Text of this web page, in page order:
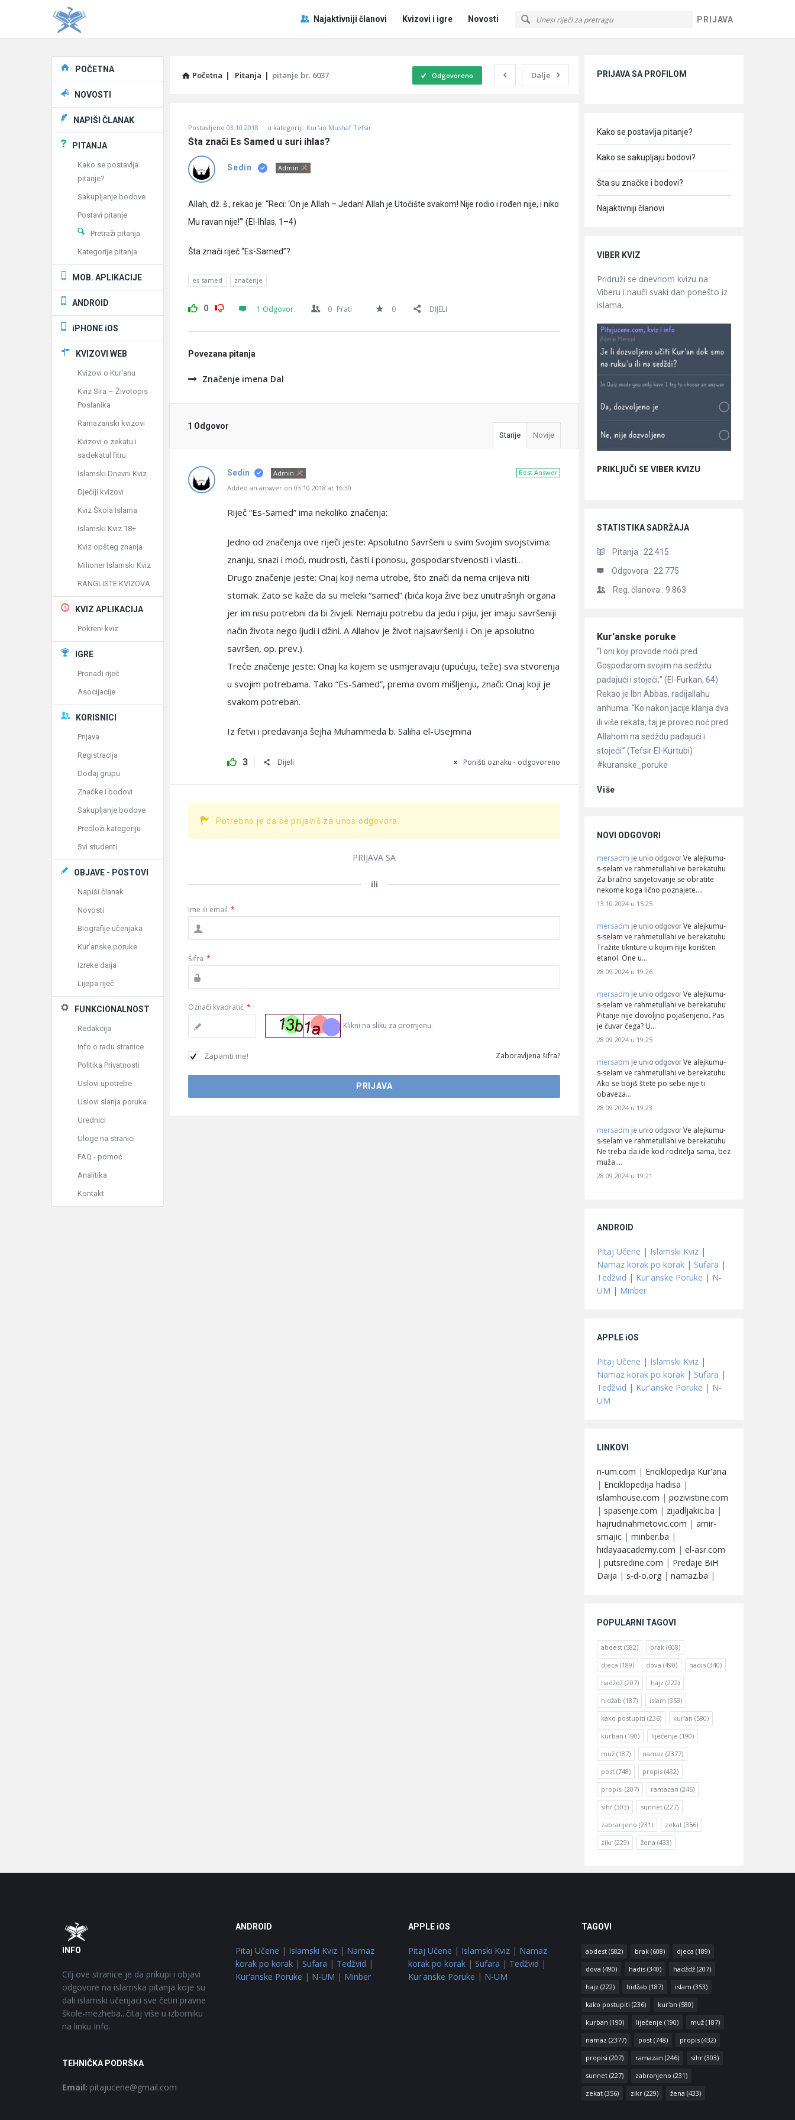
PRIJAVA
Pitaj
Učene
Navigacija
Najaktivniji članovi Kvizovi i igre Novosti
Početna | Pitanja | pitanje br. 6037 Dalje
Odgovoreno
Učene
Latest
Pitanja
Postavljeno 03.10.2018 u kategoriji: Kur'an Mushaf Tefsir
Šta znači Es Samed u suri ihlas?
Sedin Admin
Allah, dž. š., rekao je: “Reci: ‘On je Allah – Jedan! Allah je Utočište svakom! Nije rodio i rođen nije, i niko
Mu ravan nije!’” (El-Ihlas, 1–4)
Šta znači riječ “Es-Samed”?
es samed značenje
0 1 Odgovor 0 Prati 0 DIJELI
Povezana pitanja
Značenje imena Dal
1 Odgovor
Starije Novije
Best Answer
Sedin
Admin
Added an answer on 03.10.2018 at 16:30
Riječ “Es-Samed” ima nekoliko značenja:
Jedno od značenja ove riječi jeste: Apsolutno Savršeni u svim Svojim svojstvima:
znanju, snazi i moći, mudrosti, časti i ponosu, gospodarstvenosti i vlasti…
Drugo značenje jeste: Onaj koji nema utrobe, što znači da nema crijeva niti
stomak. Zato se kaže da su meleki “samed” (bića koja žive bez unutrašnjih organa
jer im nisu potrebni da bi živjeli. Nemaju potrebu da jedu i piju, jer imaju savršeniji
način života nego ljudi i džini. A Allahov je život najsavršeniji i On je apsolutno
savršen, op. prev.).
Treće značenje jeste: Onaj ka kojem se usmjeravaju (upućuju, teže) sva stvorenja
u svojim potrebama. Tako “Es-Samed”, prema ovom mišljenju, znači: Onaj koji je
svakom potreban.
Iz fetvi i predavanja šejha Muhammeda b. Saliha el-Usejmina
3 Dijeli Poništi oznaku - odgovoreno
Potrebno je da se prijaviš za unos odgovora.
PRIJAVA SA
ili
Ime ili email *
Šifra *
Označi kvadratić *
Klikni na sliku za promjenu.
Zapamti me! Zaboravljena šifra?
PRIJAVA SA PROFILOM
Kako se postavlja pitanje?
Kako se sakupljaju bodovi?
Šta su značke i bodovi?
Najaktivniji članovi
VIBER KVIZ
Pridruži se dnevnom kvizu na
Viberu i nauči svaki dan ponešto iz
islama.
PRIKLJUČI SE VIBER KVIZU
STATISTIKA SADRŽAJA
Pitanja : 22.415
Odgovora : 22.775
Reg. članova : 9.863
Članci
Kur'anske poruke
“I oni koji provode noći pred
Gospodarom svojim na sedždu
padajući i stojeći;” (El-Furkan, 64)
Rekao je Ibn Abbas, radijallahu
anhuma: “Ko nakon jacije klanja dva
ili više rekata, taj je proveo noć pred
Allahom na sedždu padajući i
stojeći.” (Tefsir El-Kurtubi)
#kuranske_poruke
Više
NOVI ODGOVORI
mersadm je unio odgovor Ve alejkumu-
s-selam ve rahmetullahi ve berekatuhu
Za bračno savjetovanje se obratite
nekome koga lično poznajete.…
13.10.2024 u 15:25
mersadm je unio odgovor Ve alejkumu-
s-selam ve rahmetullahi ve berekatuhu
Tražite tiknture u kojim nije korišten
etanol. One u…
28.09.2024 u 19:26
mersadm je unio odgovor Ve alejkumu-
s-selam ve rahmetullahi ve berekatuhu
Pitanje nije dovoljno pojašenjeno. Pas
je čuvar čega? U…
28.09.2024 u 19:25
mersadm je unio odgovor Ve alejkumu-
s-selam ve rahmetullahi ve berekatuhu
Ako se bojiš štete po sebe nije ti
obaveza…
28.09.2024 u 19:23
mersadm je unio odgovor Ve alejkumu-
s-selam ve rahmetullahi ve berekatuhu
Ne treba da ide kod roditelja sama, bez
muža.…
28.09.2024 u 19:21
ANDROID
Pitaj Učene | Islamski Kviz |
Namaz korak po korak | Sufara |
Tedžvid | Kur'anske Poruke | N-
UM | Minber
APPLE iOS
Pitaj Učene | Islamski Kviz |
Namaz korak po korak | Sufara |
Tedžvid | Kur'anske Poruke | N-
UM
LINKOVI
n-um.com | Enciklopedija Kur'ana
| Enciklopedija hadisa |
islamhouse.com | pozivistine.com
| spasenje.com | zijadljakic.ba |
hajrudinahmetovic.com | amir-
smajic | minber.ba |
hidayaacademy.com | el-asr.com
| putsredine.com | Predaje BiH
Daija | s-d-o.org | namaz.ba |
POPULARNI TAGOVI
abdest (582) brak (608)
djeca (189) dova (490) hadis (340)
hadždž (207) hajz (222)
hidžab (187) islam (353)
kako postupiti (236) kur'an (580)
kurban (190) liječenje (190)
muž (187) namaz (2377)
post (748) propis (432)
propisi (207) ramazan (246)
sihr (303) sunnet (227)
zabranjeno (231) zekat (356)
zikr (229) žena (433)
Explore
POČETNA
NOVOSTI
NAPIŠI ČLANAK
PITANJA
Kako se postavlja
pitanje?
Sakupljanje bodove
Postavi pitanje
Pretraži pitanja
Kategorije pitanja
MOB. APLIKACIJE
ANDROID
iPHONE iOS
KVIZOVI WEB
Kvizovi o Kur'anu
Kviz Sira – Životopis
Poslanika
Ramazanski kvizovi
Kvizovi o zekatu i
sadekatul fitru
Islamski Dnevni Kviz
Dječiji kvizovi
Kviz Škola Islama
Islamski Kviz 18+
Kviz opšteg znanja
Milioner Islamski Kviz
RANGLISTE KVIZOVA
KVIZ APLIKACIJA
Pokreni kviz
IGRE
Pronađi riječ
Asocijacije
KORISNICI
Prijava
Registracija
Dodaj grupu
Značke i bodovi
Sakupljanje bodove
Predloži kategoriju
Svi studenti
OBJAVE - POSTOVI
Napiši članak
Novosti
Biografije učenjaka
Kur'anske poruke
Izreke daija
Lijepa riječ
FUNKCIONALNOST
Redakcija
Info o radu stranice
Politika Privatnosti
Uslovi upotrebe
Uslovi slanja poruka
Urednici
Uloge na stranici
FAQ - pomoć
Analitika
Kontakt
Footer
INFO
Cilj ove stranice je da prikupi i objavi
odgovore na islamska pitanja koje su
dali islamski učenjaci sve četiri pravne
škole-mezheba...čitaj više u izborniku
na linku Info.
TEHNIČKA PODRŠKA
Email: pitajucene@gmail.com
ANDROID
Pitaj Učene | Islamski Kviz| Namaz
korak po korak| Sufara | Tedžvid |
Kur'anske Poruke | N-UM | Minber
APPLE iOS
Pitaj Učene | Islamski Kviz | Namaz
korak po korak | Sufara | Tedžvid |
Kur'anske Poruke | N-UM
TAGOVI
abdest(582) brak(608) djeca (189)
dova (490) hadis(340) hadždž(207)
hajz (222) hidžab (187) islam (353)
kako postupiti (236) kur'an (580)
kurban (190) liječenje (190) muž(187)
namaz (2377) post(748) propis(432)
propisi (207) ramazan (246) sihr(303)
sunnet(227) zabranjeno (231)
zekat(356) zikr(229) žena (433)